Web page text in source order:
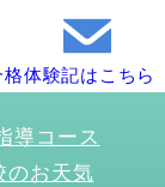
体験記はこちら
導コース
のお天気